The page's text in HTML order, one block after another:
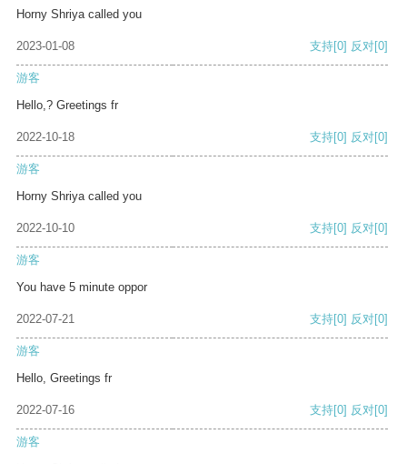
Horny Shriya called you
2023-01-08 支持[0] 反对[0]
游客
Hello,? Greetings fr
2022-10-18 支持[0] 反对[0]
游客
Horny Shriya called you
2022-10-10 支持[0] 反对[0]
游客
You have 5 minute oppor
2022-07-21 支持[0] 反对[0]
游客
Hello, Greetings fr
2022-07-16 支持[0] 反对[0]
游客